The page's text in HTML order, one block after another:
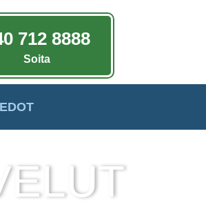
712 8888
Soita